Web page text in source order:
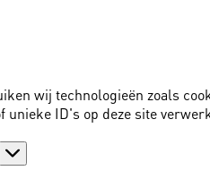
wij technologieën zoals
ID's op deze site